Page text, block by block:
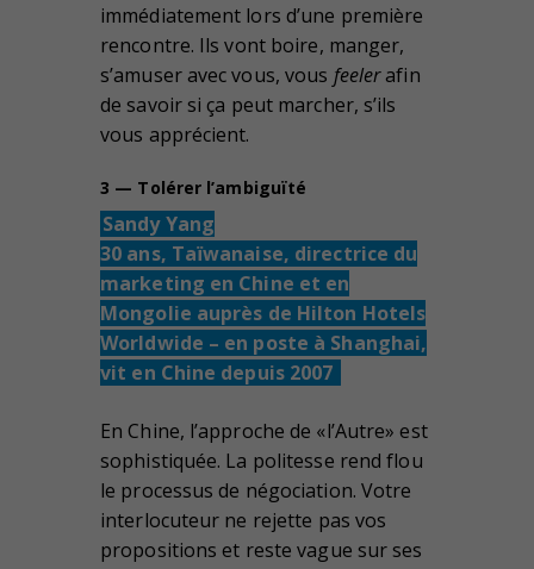
immédiatement lors d’une première
rencontre. Ils vont boire, manger,
s’amuser avec vous, vous feelerafin
de savoir si ça peut marcher, s’ils
vous apprécient.
3 — Tolérer l’ambiguïté
Sandy Yang
30 ans, Taïwanaise, directrice du
marketing en Chine et en
Mongolie auprès de Hilton Hotels
Worldwide – en poste à Shanghai,
vit en Chine depuis 2007
En Chine, l’approche de «l’Autre» est
sophistiquée. La politesse rend flou
le processus de négociation. Votre
interlocuteur ne rejette pas vos
propositions et reste vague sur ses